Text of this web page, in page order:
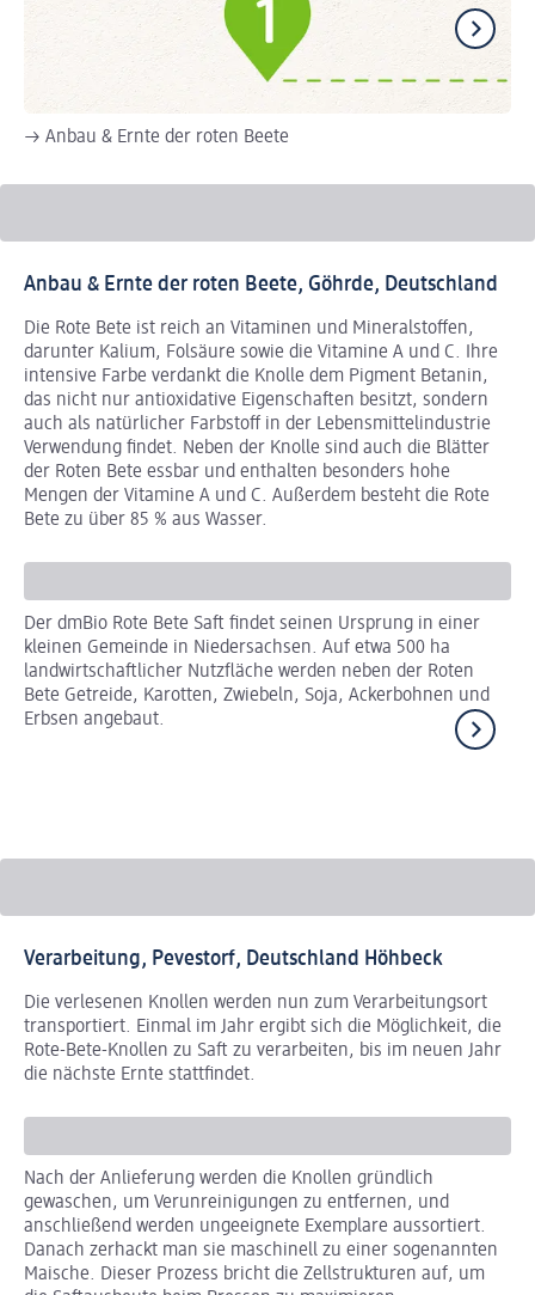
→ Anbau & Ernte der roten Beete
Anbau & Ernte der roten Beete, Göhrde, Deutschland
Die Rote Bete ist reich an Vitaminen und Mineralstoffen,
darunter Kalium, Folsäure sowie die Vitamine A und C. Ihre
intensive Farbe verdankt die Knolle dem Pigment Betanin,
das nicht nur antioxidative Eigenschaften besitzt, sondern
auch als natürlicher Farbstoff in der Lebensmittelindustrie
Verwendung findet. Neben der Knolle sind auch die Blätter
der Roten Bete essbar und enthalten besonders hohe
Mengen der Vitamine A und C. Außerdem besteht die Rote
Bete zu über 85 % aus Wasser.
Der dmBio Rote Bete Saft findet seinen Ursprung in einer
kleinen Gemeinde in Niedersachsen. Auf etwa 500 ha
landwirtschaftlicher Nutzfläche werden neben der Roten
Bete Getreide, Karotten, Zwiebeln, Soja, Ackerbohnen und
Erbsen angebaut.
Verarbeitung, Pevestorf, Deutschland Höhbeck
Die verlesenen Knollen werden nun zum Verarbeitungsort
transportiert. Einmal im Jahr ergibt sich die Möglichkeit, die
Rote-Bete-Knollen zu Saft zu verarbeiten, bis im neuen Jahr
die nächste Ernte stattfindet.
Nach der Anlieferung werden die Knollen gründlich
gewaschen, um Verunreinigungen zu entfernen, und
anschließend werden ungeeignete Exemplare aussortiert.
Danach zerhackt man sie maschinell zu einer sogenannten
Maische. Dieser Prozess bricht die Zellstrukturen auf, um